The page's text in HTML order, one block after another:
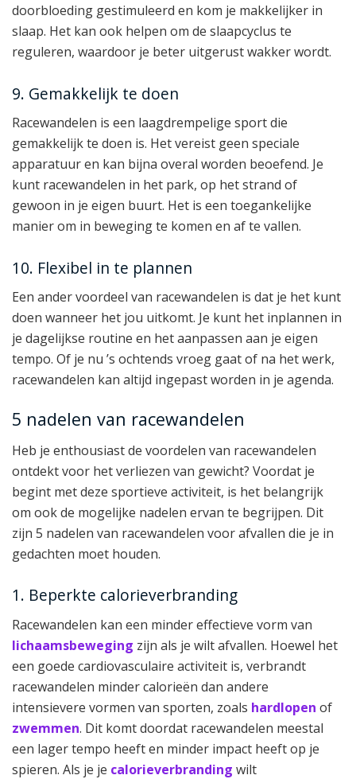
doorbloeding gestimuleerd en kom je makkelijker in
slaap. Het kan ook helpen om de slaapcyclus te
reguleren, waardoor je beter uitgerust wakker wordt.
9. Gemakkelijk te doen
Racewandelen is een laagdrempelige sport die
gemakkelijk te doen is. Het vereist geen speciale
apparatuur en kan bijna overal worden beoefend. Je
kunt racewandelen in het park, op het strand of
gewoon in je eigen buurt. Het is een toegankelijke
manier om in beweging te komen en af te vallen.
10. Flexibel in te plannen
Een ander voordeel van racewandelen is dat je het kunt
doen wanneer het jou uitkomt. Je kunt het inplannen in
je dagelijkse routine en het aanpassen aan je eigen
tempo. Of je nu ’s ochtends vroeg gaat of na het werk,
racewandelen kan altijd ingepast worden in je agenda.
5 nadelen van racewandelen
Heb je enthousiast de voordelen van racewandelen
ontdekt voor het verliezen van gewicht? Voordat je
begint met deze sportieve activiteit, is het belangrijk
om ook de mogelijke nadelen ervan te begrijpen. Dit
zijn 5 nadelen van racewandelen voor afvallen die je in
gedachten moet houden.
1. Beperkte calorieverbranding
Racewandelen kan een minder effectieve vorm van
lichaamsbeweging zijn als je wilt afvallen. Hoewel het
een goede cardiovasculaire activiteit is, verbrandt
racewandelen minder calorieën dan andere
intensievere vormen van sporten, zoals hardlopen of
zwemmen. Dit komt doordat racewandelen meestal
een lager tempo heeft en minder impact heeft op je
spieren. Als je je calorieverbranding wilt